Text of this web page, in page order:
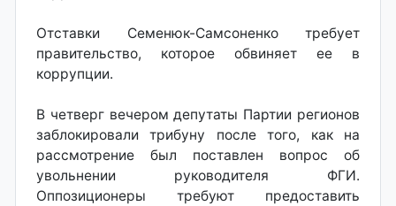
Отставки Семенюк-Самсоненко требует
правительство, которое обвиняет ее в
коррупции.
В четверг вечером депутаты Партии регионов
заблокировали трибуну после того, как на
рассмотрение был поставлен вопрос об
увольнении руководителя ФГИ.
Оппозиционеры требуют предоставить